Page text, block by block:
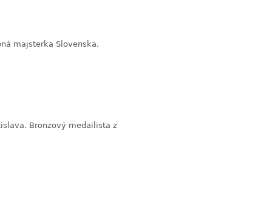
majsterka Slovenska.
Bronzový medailista z